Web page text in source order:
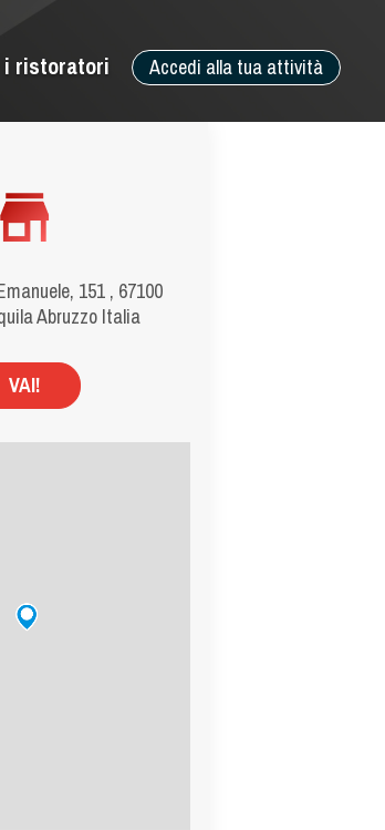
Accedi alla tua attività
i ristoratori
151 , 67100
Abruzzo Italia
VAI!